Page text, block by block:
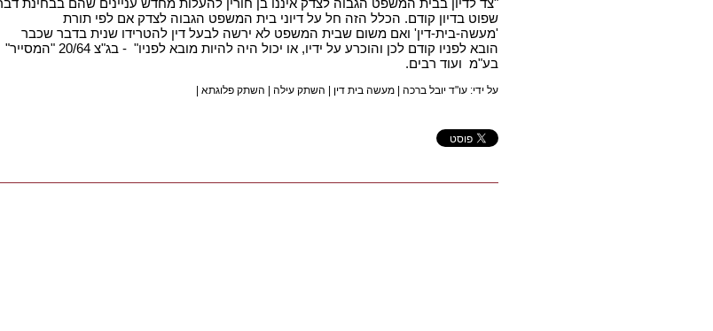
"צד לדיון בבית המשפט הגבוה לצדק איננו בן חורין להעלות מחדש עניינים שהם בבחינת
שפוט בדיון קודם. הכלל הזה חל על דיוני בית המשפט הגבוה לצדק אם לפי תורת
'מעשה-בית-דין' ואם משום שבית המשפט לא ירשה לבעל דין להטרידו שנית בדבר שכבר
הובא לפניו קודם לכן והוכרע על ידיו, או יכול היה להיות מובא לפניו" - בג"צ 20/64 "המסייר"
בע"מ ועוד רבים.
על ידי: עו"ד יובל ברכה | מעשה בית דין השתק עילה השתק פלוגתא